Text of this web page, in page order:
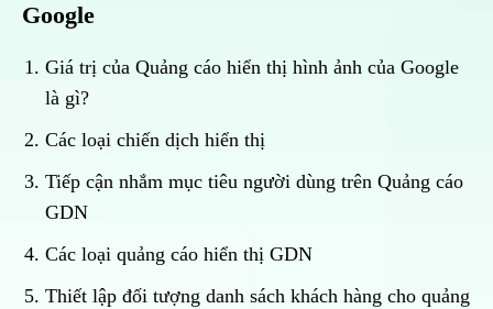
Google
Giá trị của Quảng cáo hiển thị hình ảnh của Google
là gì?
Các loại chiến dịch hiển thị
Tiếp cận nhắm mục tiêu người dùng trên Quảng cáo
GDN
Các loại quảng cáo hiển thị GDN
Thiết lập đối tượng danh sách khách hàng cho quảng